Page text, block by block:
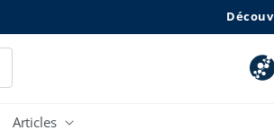
Articles